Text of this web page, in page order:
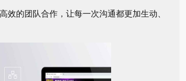
效的团队合作，让每一次沟通都更加生动、